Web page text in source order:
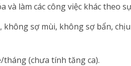
và làm các công việc khác theo
sợ mùi, không sợ bẩn,
tháng (chưa tính tăng ca).